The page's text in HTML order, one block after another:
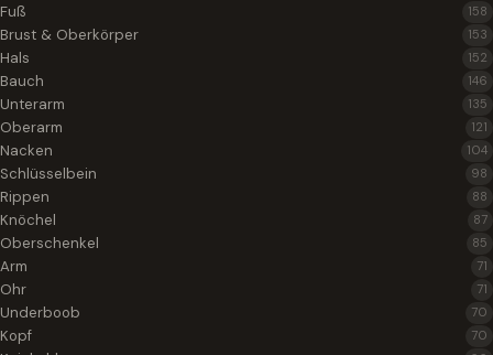
Fuß 158
Brust & Oberkörper 153
Hals 152
Bauch 146
Unterarm 135
Oberarm 121
Nacken 104
Schlüsselbein 98
Rippen 88
Knöchel 87
Oberschenkel 85
Arm 71
Ohr 71
Underboob 70
Kopf 70